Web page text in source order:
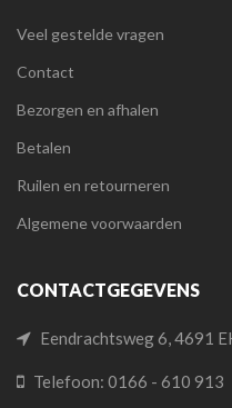
Veel gestelde vragen
Contact
Bezorgen en afhalen
Betalen
Ruilen en retourneren
Algemene voorwaarden
CONTACTGEGEVENS
Eendrachtsweg 6, 4691
Telefoon: 0166 - 610 913